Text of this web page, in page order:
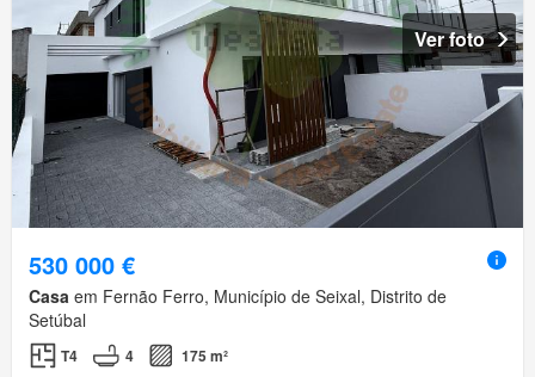
Ver foto
530 000 €
Casa em Fernão Ferro, Município de Seixal, Distrito de
Setúbal
T4 4 175 m²